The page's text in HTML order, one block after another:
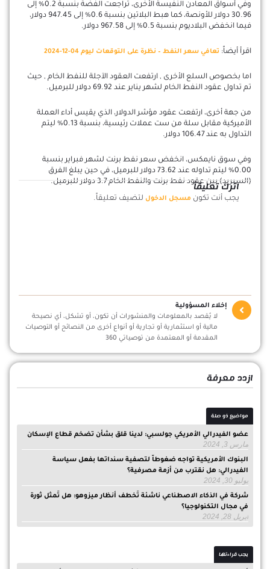
وفي أسواق المعادن النفيسة الأخرى، تراجعت الفضة بنسبة 0.2% إلى
30.96 دولار للأونصة، كما هبط البلاتين بنسبة 0.6% إلى 947.45 دولار،
فيما انخفض البلاديوم بنسبة 0.5% إلى 967.58 دولار.
اقرأ أيضاً: تعافي سعر النفط – نظرة على التوقعات ليوم 04-12-2024
اما بخصوص السلع الأخرى , ارتفعت العقود الآجلة للنفط الخام , حيث
تم تداول عقود النفط الخام لشهر يناير عند 69.92 دولار للبرميل.
من جهة أخرى، ارتفعت عقود مؤشر الدولار، الذي يقيس أداء العملة
الأميركية مقابل سلة من ست عملات رئيسية، بنسبة 0.13% ليتم
التداول به عند 106.47 دولار.
وفي سوق نايمكس، انخفض سعر نفط برنت لشهر فبراير بنسبة
0.00% ليتم تداوله عند 73.62 دولار للبرميل، في حين يبلغ الفرق
(السبريد) بين عقود نفط برنت والنفط الخام 3.7 دولار للبرميل.
اترك تعليقاً
يجب أنت تكون مسجل الدخول لتضيف تعليقاً.
إخلاء المسؤولية
لا يُقصد بالمعلومات والمنشورات أن تكون، أو تشكل، أي نصيحة
مالية أو استثمارية أو تجارية أو أنواع أخرى من النصائح أو التوصيات
المقدمة أو المعتمدة من توصياتي 360
ازدد معرفة
مواضيع ذو صلة
عضو الفيدرالي الأمريكي جولسبي: لدينا قلق بشأن تضخم قطاع الإسكان
مارس 3, 2024
البنوك الأمريكية تواجه ضغوطاً لتصفية سنداتها بفعل سياسة
الفيدرالي: هل نقترب من أزمة مصرفية؟
يوليو 30, 2024
شركة في الذكاء الاصطناعي ناشئة تُخطف أنظار ميزوهو: هل تُمثل ثورة
في مجال التكنولوجيا؟
أبريل 28, 2024
يجب قراءتها